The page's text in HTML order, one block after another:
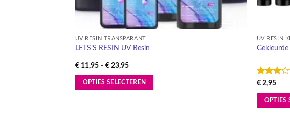
UV RESIN TRANSPARANT
LETS’S RESIN UV Resin
€11,95 - €23,95Prijsklasse:
tot
€ 23,95
OPTIES SELECTEREN
UV RESIN
Gekleurde
€2,95
OPTIES